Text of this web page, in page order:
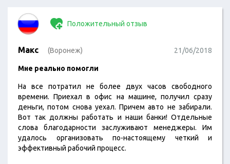
Положительный отзыв
Макс (Воронеж) 21/06/2018
Мне реально помогли
На все потратил не более двух часов свободного
времени. Приехал в офис на машине, получил сразу
деньги, потом снова уехал. Причем авто не забирали.
Вот так должны работать и наши банки! Отдельные
слова благодарности заслуживают менеджеры. Им
удалось организовать по-настоящему четкий и
эффективный рабочий процесс.